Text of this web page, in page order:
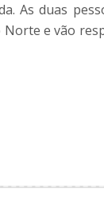
As duas
e vão